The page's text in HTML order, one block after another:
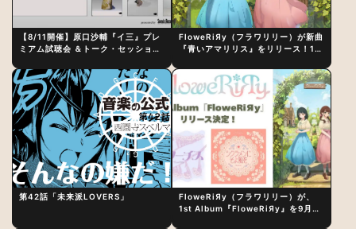
【8/11開催】原口沙輔『イ三』プレ
ミアム試聴会 ＆トーク・セッション
制作秘話
FloweRiЯy（フラワリリー）が新曲
『青いアマリリス』をリリース！1st
第42話「未来派LOVERS」
FloweRiЯy（フラワリリー）が、
1st Album『FloweRiЯy』を9月23